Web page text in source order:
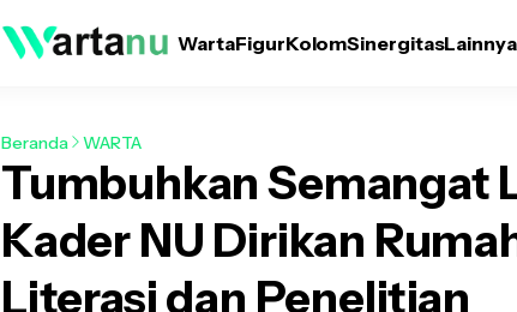
WartaFigurKolomSinergitasLainnya
Beranda WARTA
Tumbuhkan Semangat
Kader NU Dirikan
Literasi dan Penelitian